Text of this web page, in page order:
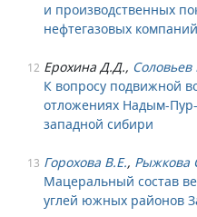
и производственных
нефтегазовых компаний
12 Ерохина Д.Д.,
К вопросу подвижной
отложениях Надым-Пур-
западной сибири
13 Горохова В.Е., Рыжкова
Мацеральный состав
углей южных районов